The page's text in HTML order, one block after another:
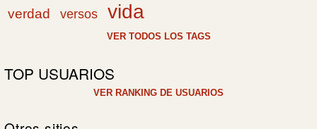
verdad
versos vida
VER TODOS LOS TAGS
TOP USUARIOS
VER RANKING DE USUARIOS